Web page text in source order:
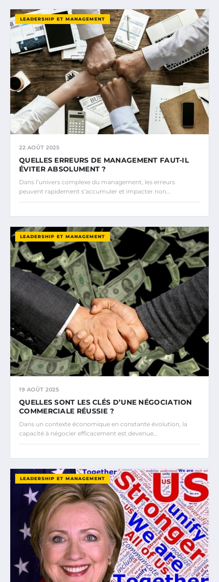
LEADERSHIP ET MANAGEMENT
22 AOÛT 2025
QUELLES ERREURS DE MANAGEMENT FAUT-IL
ÉVITER ABSOLUMENT ?
Dans l’univers complexe du management, les erreurs
peuvent rapidement s’accumuler et impacter non…
LEADERSHIP ET MANAGEMENT
19 AOÛT 2025
QUELLES SONT LES CLÉS D’UNE NÉGOCIATION
COMMERCIALE RÉUSSIE ?
Dans un contexte économique en constante évolution, la
capacité à négocier efficacement est devenue…
LEADERSHIP ET MANAGEMENT